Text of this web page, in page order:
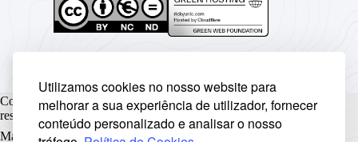
Utilizamos cookies no nosso website para
melhorar a sua experiência de utilizador, fornecer
conteúdo personalizado e analisar o nosso
Copyright © Rickyunic World® 2004 - 2026 | Todos os direitos
reservados.
Made with ♥ by Rickyunic . Crafted with care by